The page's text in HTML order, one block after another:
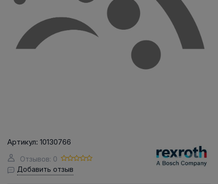
Артикул: 10130766
Отзывов: 0
Добавить отзыв